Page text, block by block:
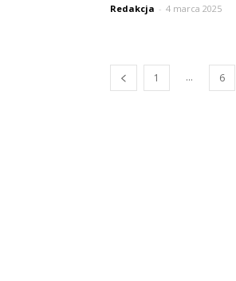
Redakcja - 4 marca 2025
1 ... 6